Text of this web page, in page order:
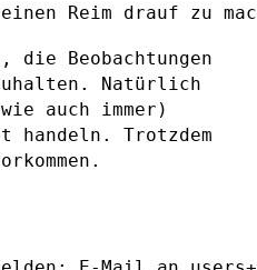
Reim drauf zu
Beobachtungen
Natürlich
auch immer)
handeln. Trotzdem